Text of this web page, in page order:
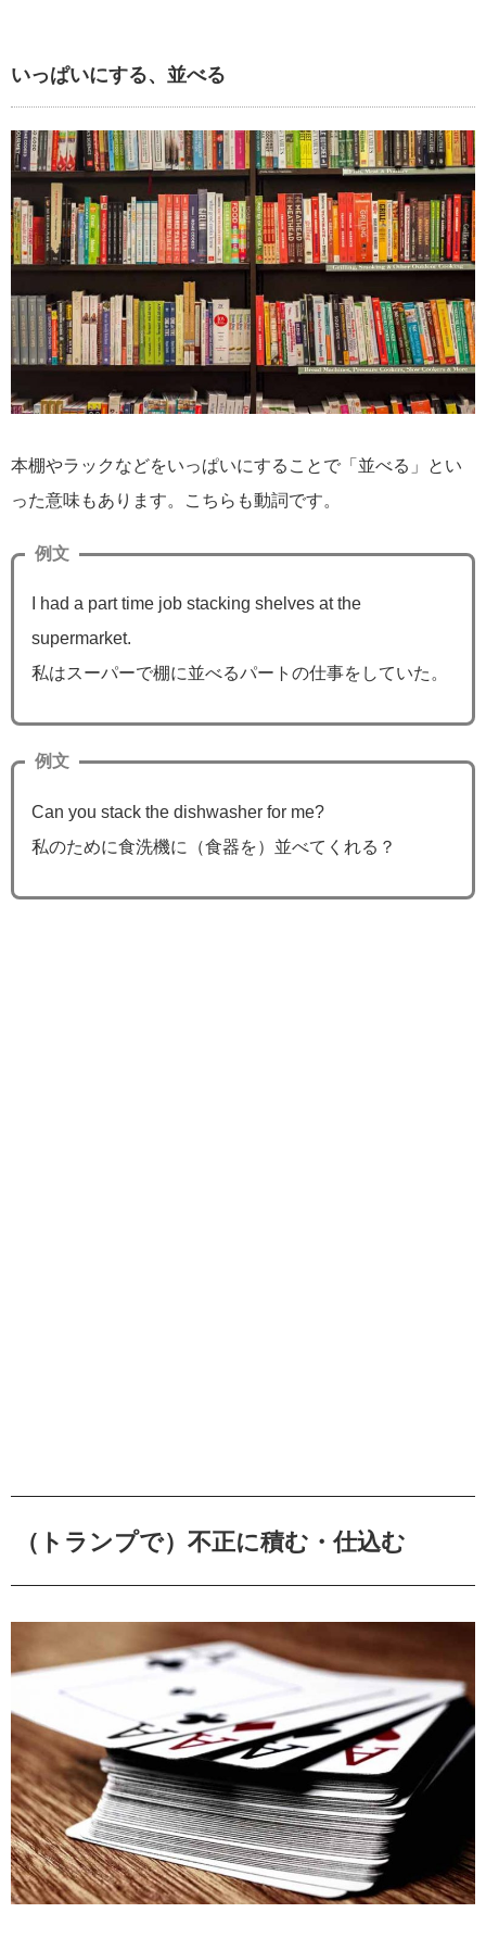
いっぱいにする、並べる
本棚やラックなどをいっぱいにすることで「並べる」とい
った意味もあります。こちらも動詞です。
例文
I had a part time job stacking shelves at the
supermarket.
私はスーパーで棚に並べるパートの仕事をしていた。
例文
Can you stack the dishwasher for me?
私のために食洗機に（食器を）並べてくれる？
（トランプで）不正に積む・仕込む